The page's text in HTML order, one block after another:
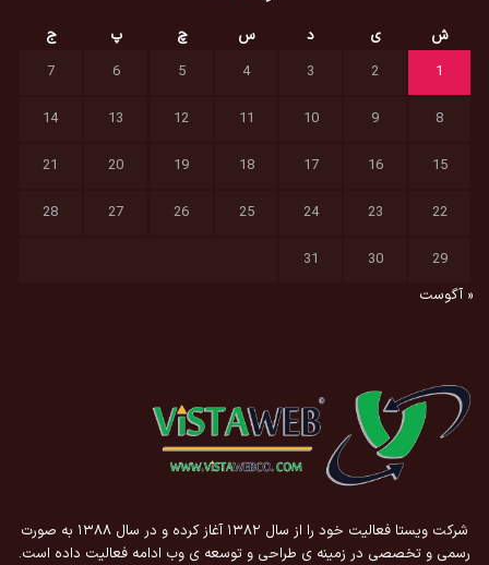
ش
ی د س چ پ
ج
1
2
3
4
5
6
7
8
9
10
11
12
13
14
15
16
17
18
19
20
21
22
23
24
25
26
27
28
29
30
31
« آگوست
شرکت ویستا فعالیت خود را از سال ۱۳۸۲ آغاز کرده و در سال ۱۳۸۸ به صورت
رسمی و تخصصی در زمینه ی طراحی و توسعه ی وب ادامه فعالیت داده است.